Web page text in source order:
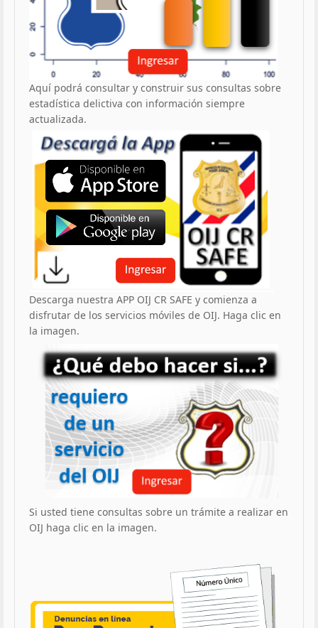
Aquí podrá consultar y construir sus consultas sobre
estadística delictiva con información siempre
actualizada.
Descarga nuestra APP OIJ CR SAFE y comienza a
disfrutar de los servicios móviles de OIJ. Haga clic en
la imagen.
Si usted tiene consultas sobre un trámite a realizar en
OIJ haga clic en la imagen.